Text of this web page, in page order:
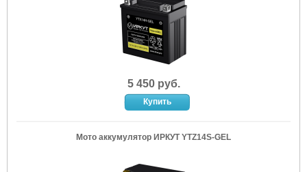
5 450 руб.
Мото аккумулятор ИРКУТ YTZ14S-GEL